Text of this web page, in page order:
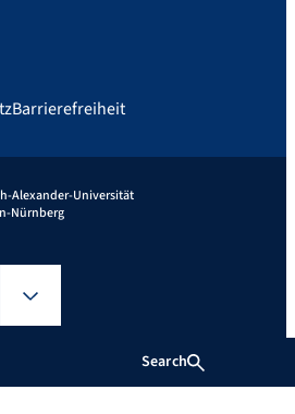
Search
Barrierefreiheit
Alexander-Universität
Nürnberg